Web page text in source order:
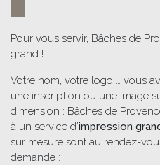
Pour vous servir, Bâches de
grand !
Votre nom, votre logo … vous
une inscription ou une image
dimension : Bâches de
à un service d’impression
sur mesure sont au rendez-
demande :